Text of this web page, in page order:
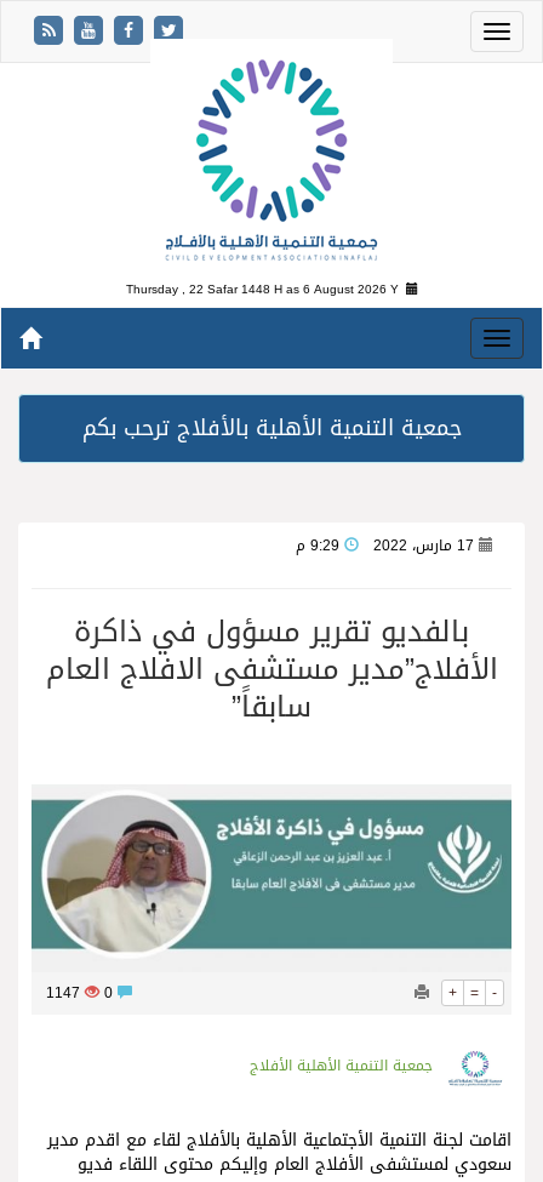
Thursday , 22 Safar 1448 H as6 August 2026 Y
جمعية التنمية الأهلية بالأفلاج ترحب بكم
17 مارس، 2022
بالفديو تقرير مسؤول في ذاكرة
الأفلاج”مدير مستشفى الافلاج العام
سابقاً”
+ = -
1147
جمعية التنمية الأهلية الأفلاج
اقامت لجنة التنمية الأجتماعية الأهلية بالأفلاج لقاء مع اقدم مدير
سعودي لمستشفى الأفلاج العام وإليكم محتوى اللقاء فديو